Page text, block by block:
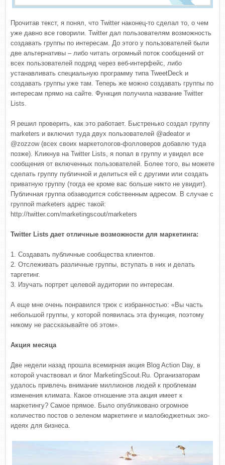
Прочитав текст, я понял, что Twitter наконец-то сделал то, о чем
уже давно все говорили. Twitter дал пользователям возможность
создавать группы по интересам. До этого у пользователей были
две альтернативы – либо читать огромный поток сообщений от
всех пользователей подряд через веб-интерфейс, либо
устанавливать специальную программу типа TweetDeck и
создавать группы уже там. Теперь же можно создавать группы по
интересам прямо на сайте. Функция получила название Twitter
Lists.
Я решил проверить, как это работает. Быстренько создал группу
marketers и включил туда двух пользователей @adeator и
@zozzow (всех своих маркетологов-фолловеров добавлю туда
позже). Кликнув на Twitter Lists, я попал в группу и увидел все
сообщения от включенных пользователей. Более того, вы можете
сделать группу публичной и делиться ей с другими или создать
приватную группу (тогда ее кроме вас больше никто не увидит).
Публичная группа обзаводится собственным адресом. В случае с
группой marketers адрес такой:
http://twitter.com/marketingscout/marketers
Twitter Lists дает отличные возможности для маркетинга:
1. Создавать публичные сообщества клиентов.
2. Отслеживать различные группы, вступать в них и делать
таргетинг.
3. Изучать портрет целевой аудитории по интересам.
А еще мне очень понравился трюк с избранностью: «Вы часть
небольшой группы, у которой появилась эта функция, поэтому
никому не рассказывайте об этом».
Акция месяца
Две недели назад прошла всемирная акция Blog Action Day, в
которой участвовал и блог MarketingScout.Ru. Организаторам
удалось привлечь внимание миллионов людей к проблемам
изменения климата. Какое отношение эта акция имеет к
маркетингу? Самое прямое. Было опубликовано огромное
количество постов о зеленом маркетинге и малобюджетных эко-
идеях для бизнеса.